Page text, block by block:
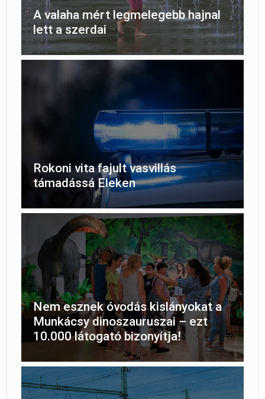
A valaha mért legmelegebb hajnal
lett a szerdai
Rokoni vita fajult vasvillás
támadássá Eleken
Nem esznek óvodás kislányokat a
Munkácsy dinoszauruszai – ezt
10.000 látogató bizonyítja!